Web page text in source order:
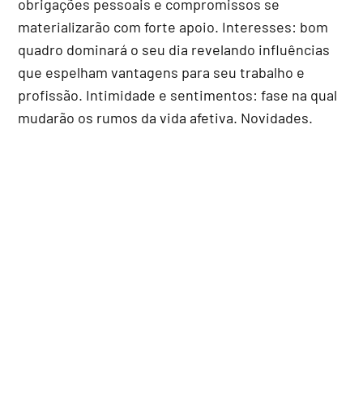
obrigações pessoais e compromissos se
materializarão com forte apoio. Interesses: bom
quadro dominará o seu dia revelando influências
que espelham vantagens para seu trabalho e
profissão. Intimidade e sentimentos: fase na qual
mudarão os rumos da vida afetiva. Novidades.